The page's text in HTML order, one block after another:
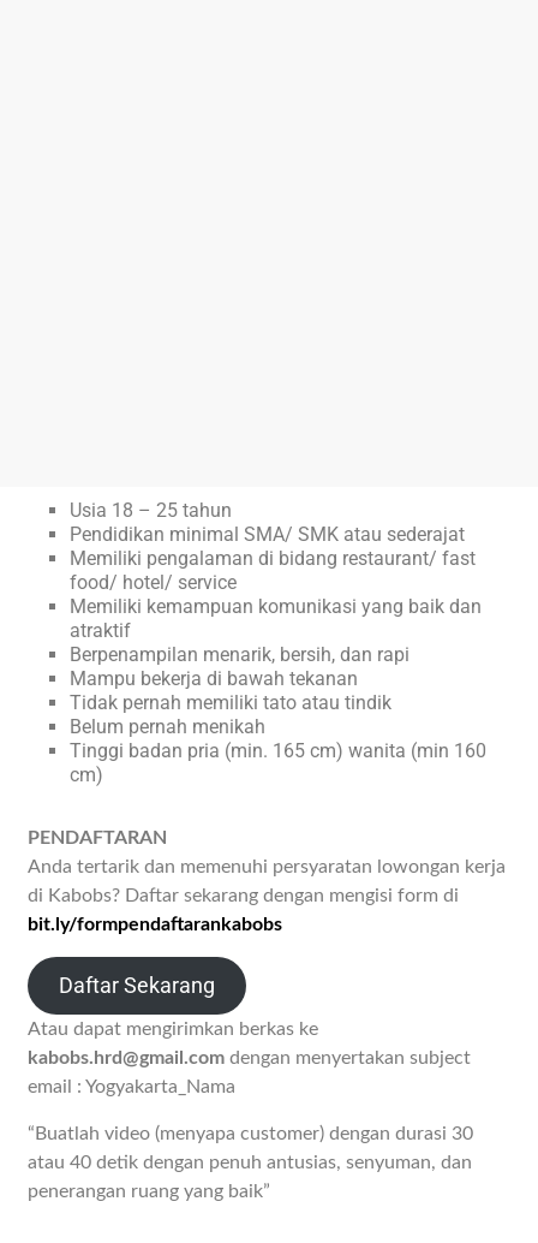
Usia 18 – 25 tahun
Pendidikan minimal SMA/ SMK atau sederajat
Memiliki pengalaman di bidang restaurant/ fast
food/ hotel/ service
Memiliki kemampuan komunikasi yang baik dan
atraktif
Berpenampilan menarik, bersih, dan rapi
Mampu bekerja di bawah tekanan
Tidak pernah memiliki tato atau tindik
Belum pernah menikah
Tinggi badan pria (min. 165 cm) wanita (min 160
cm)
PENDAFTARAN
Anda tertarik dan memenuhi persyaratan lowongan kerja
di Kabobs? Daftar sekarang dengan mengisi form di
bit.ly/formpendaftarankabobs
Daftar Sekarang
Atau dapat mengirimkan berkas ke
kabobs.hrd@gmail.comdengan menyertakan subject
email : Yogyakarta_Nama
“Buatlah video (menyapa customer) dengan durasi 30
atau 40 detik dengan penuh antusias, senyuman, dan
penerangan ruang yang baik”